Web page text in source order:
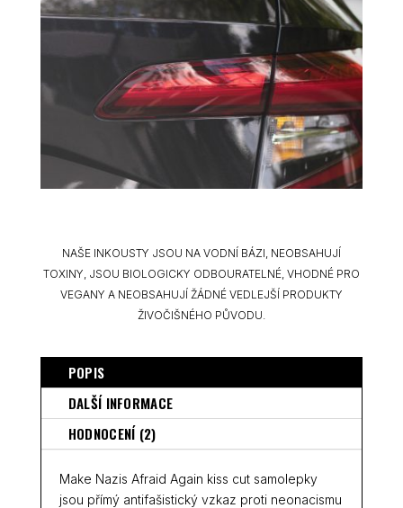
NAŠE INKOUSTY JSOU NA VODNÍ BÁZI, NEOBSAHUJÍ
TOXINY, JSOU BIOLOGICKY ODBOURATELNÉ, VHODNÉ PRO
VEGANY A NEOBSAHUJÍ ŽÁDNÉ VEDLEJŠÍ PRODUKTY
ŽIVOČIŠNÉHO PŮVODU.
POPIS
DALŠÍ INFORMACE
HODNOCENÍ (2)
Make Nazis Afraid Again kiss cut samolepky
jsou přímý antifašistický vzkaz proti neonacismu